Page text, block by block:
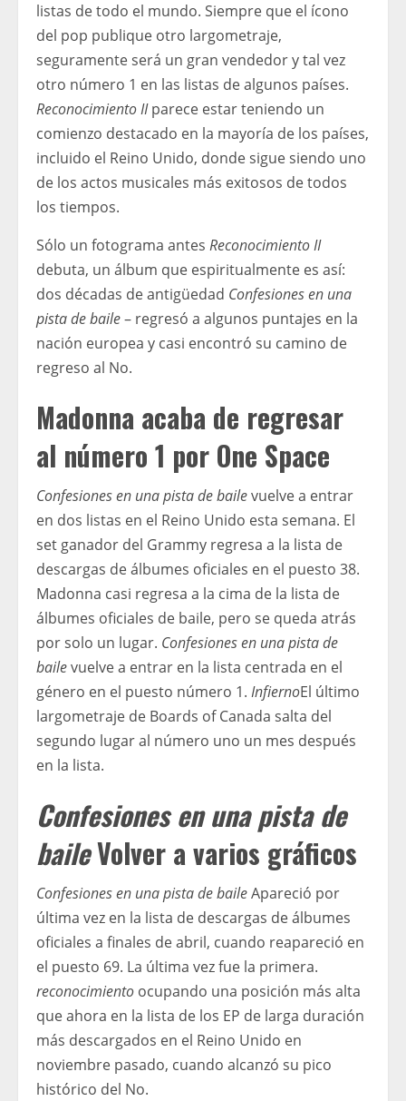
listas de todo el mundo. Siempre que el ícono
del pop publique otro largometraje,
seguramente será un gran vendedor y tal vez
otro número 1 en las listas de algunos países.
Reconocimiento IIparece estar teniendo un
comienzo destacado en la mayoría de los países,
incluido el Reino Unido, donde sigue siendo uno
de los actos musicales más exitosos de todos
los tiempos.
Sólo un fotograma antes Reconocimiento II
debuta, un álbum que espiritualmente es así:
dos décadas de antigüedad Confesiones en una
pista de baile– regresó a algunos puntajes en la
nación europea y casi encontró su camino de
regreso al No.
Madonna acaba de regresar
al número 1 por One Space
Confesiones en una pista de bailevuelve a entrar
en dos listas en el Reino Unido esta semana. El
set ganador del Grammy regresa a la lista de
descargas de álbumes oficiales en el puesto 38.
Madonna casi regresa a la cima de la lista de
álbumes oficiales de baile, pero se queda atrás
por solo un lugar. Confesiones en una pista de
bailevuelve a entrar en la lista centrada en el
género en el puesto número 1. InfiernoEl último
largometraje de Boards of Canada salta del
segundo lugar al número uno un mes después
en la lista.
Confesiones en una pista de
baileVolver a varios gráficos
Confesiones en una pista de baileApareció por
última vez en la lista de descargas de álbumes
oficiales a finales de abril, cuando reapareció en
el puesto 69. La última vez fue la primera.
reconocimiento ocupando una posición más alta
que ahora en la lista de los EP de larga duración
más descargados en el Reino Unido en
noviembre pasado, cuando alcanzó su pico
histórico del No.